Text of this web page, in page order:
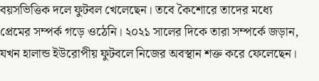
বয়সভিত্তিক দলে ফুটবল খেলেছেন। তবে কৈশোরে তাদের মধ্যে
প্রেমের সম্পর্ক গড়ে ওঠেনি। ২০২১ সালের দিকে তারা সম্পর্কে জড়ান,
যখন হালান্ড ইউরোপীয় ফুটবলে নিজের অবস্থান শক্ত করে ফেলেছেন।